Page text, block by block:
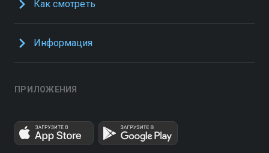
Как смотреть
Информация
ПРИЛОЖЕНИЯ